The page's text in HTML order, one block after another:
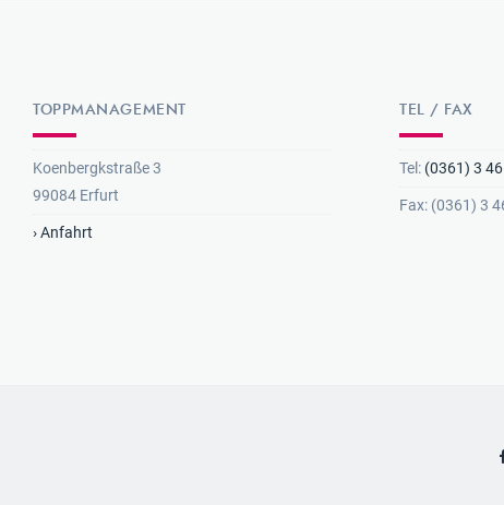
TOPPMANAGEMENT
Koenbergkstraße 3
99084 Erfurt
› Anfahrt
TEL / FAX
Tel: (0361) 3
Fax: (0361) 3